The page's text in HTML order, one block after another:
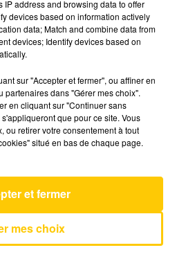
dans le Cantal,
Issoire avec les reportages
le terrain .
Tatoo
AVEYRON NORD
address and browsing data to offer
devices based on information actively
data; Match and combine data from
devices; Identify devices based on
sur "Accepter et fermer", ou affiner en
partenaires dans "Gérer mes choix".
en cliquant sur "Continuer sans
que pour ce site. Vous
ou retirer votre consentement à tout
situé en bas de chaque page.
mes choix
et fermer